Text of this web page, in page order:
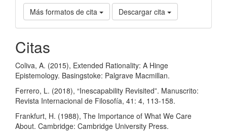
Más formatos de cita Descargar cita
Citas
Coliva, A. (2015), Extended Rationality: A Hinge
Epistemology. Basingstoke: Palgrave Macmillan.
Ferrero, L. (2018), “Inescapability Revisited”. Manuscrito:
Revista Internacional de Filosofía, 41: 4, 113-158.
Frankfurt, H. (1988), The Importance of What We Care
About. Cambridge: Cambridge University Press.